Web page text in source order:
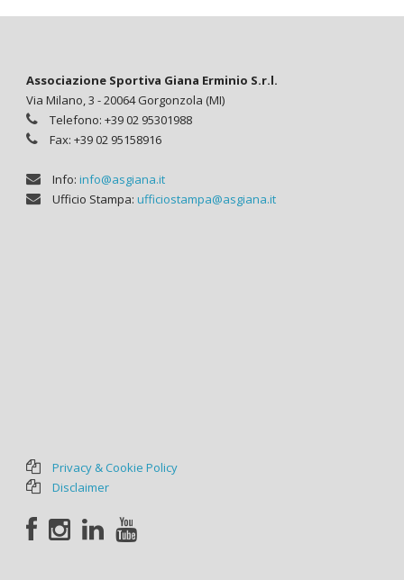
Associazione Sportiva Giana Erminio S.r.l.
Via Milano, 3 - 20064 Gorgonzola (MI)
Telefono: +39 02 95301988
Fax: +39 02 95158916
Info: info@asgiana.it
Ufficio Stampa: ufficiostampa@asgiana.it
Privacy & Cookie Policy
Disclaimer